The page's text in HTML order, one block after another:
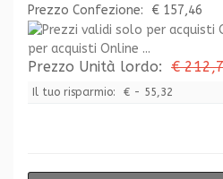
Prezzo Confezione:
€ 157,46
per acquisti Online ...
Prezzo Unità lordo: €
Il tuo risparmio: € - 55,32